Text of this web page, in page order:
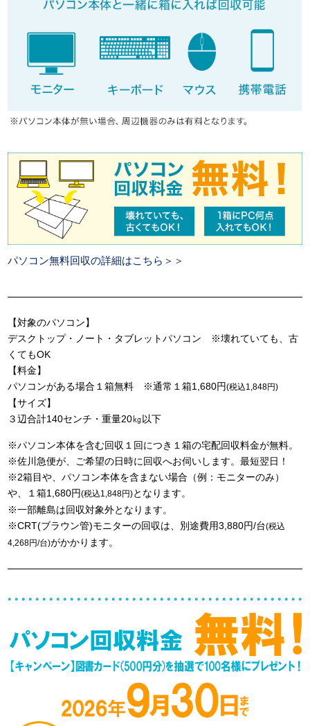
パソコン無料回収の詳細はこちら＞＞
【対象のパソコン】
デスクトップ・ノート・タブレットパソコン ※壊れていても、古
くてもOK
【料金】
パソコンがある場合１箱無料 ※通常１箱1,680円(税込1,848円)
【サイズ】
３辺合計140センチ・重量20㎏以下
※パソコン本体を含む回収１回につき１箱の宅配回収料金が無料。
※佐川急便が、ご希望の日時に回収へお伺いします。最短翌日！
※2箱目や、パソコン本体を含まない場合（例：モニターのみ）
や、１箱1,680円(税込1,848円)となります。
※一部離島は回収対象外となります。
※CRT(ブラウン管)モニターの回収は、別途費用3,880円/台(税込
4,268円/台)がかかります。